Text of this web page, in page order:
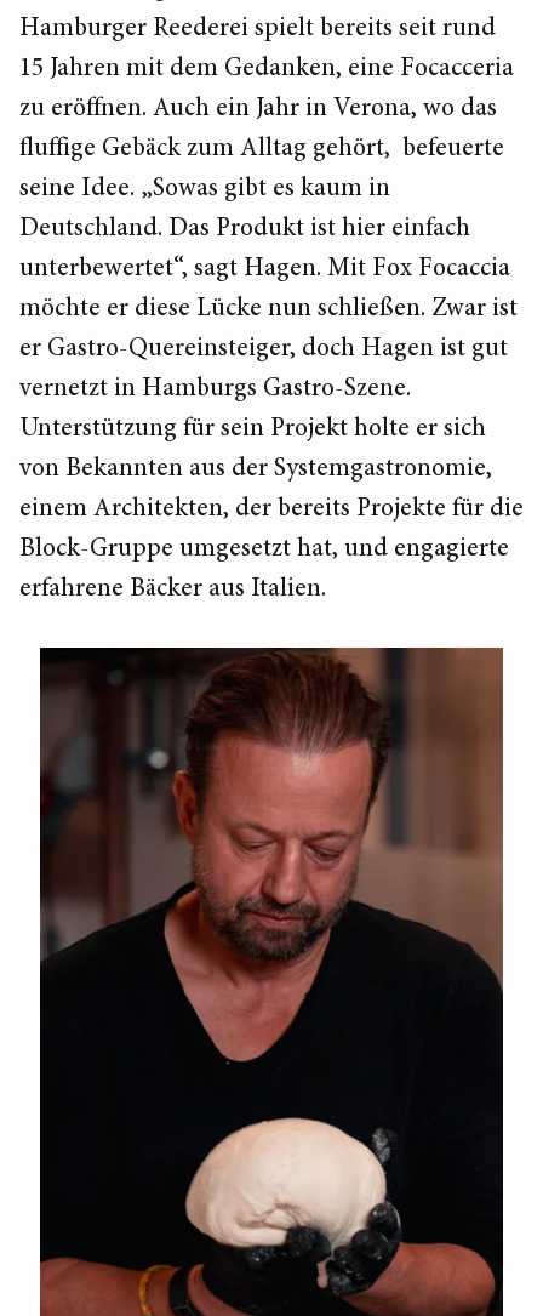
Hamburger Reederei spielt bereits seit rund
15 Jahren mit dem Gedanken, eine Focacceria
zu eröffnen. Auch ein Jahr in Verona, wo das
fluffige Gebäck zum Alltag gehört, befeuerte
seine Idee. „Sowas gibt es kaum in
Deutschland. Das Produkt ist hier einfach
unterbewertet“, sagt Hagen. Mit Fox Focaccia
möchte er diese Lücke nun schließen. Zwar ist
er Gastro-Quereinsteiger, doch Hagen ist gut
vernetzt in Hamburgs Gastro-Szene.
Unterstützung für sein Projekt holte er sich
von Bekannten aus der Systemgastronomie,
einem Architekten, der bereits Projekte für die
Block-Gruppe umgesetzt hat, und engagierte
erfahrene Bäcker aus Italien.